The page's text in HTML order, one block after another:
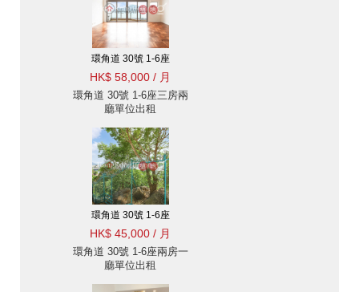
環角道 30號 1-6座
HK$ 58,000 / 月
環角道 30號 1-6座三房兩
廳單位出租
環角道 30號 1-6座
HK$ 45,000 / 月
環角道 30號 1-6座兩房一
廳單位出租